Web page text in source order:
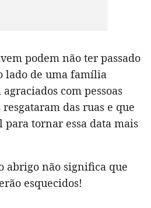
podem não ter passado
lado de uma família
com pessoas
das ruas e que
tornar essa data mais
abrigo não significa que
esquecidos!